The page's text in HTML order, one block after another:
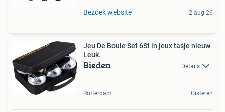
Bezoek website 2 aug 26
Jeu De Boule Set 6St in jeux tasje nieuw
Leuk.
Bieden Details
Rotterdam Gisteren